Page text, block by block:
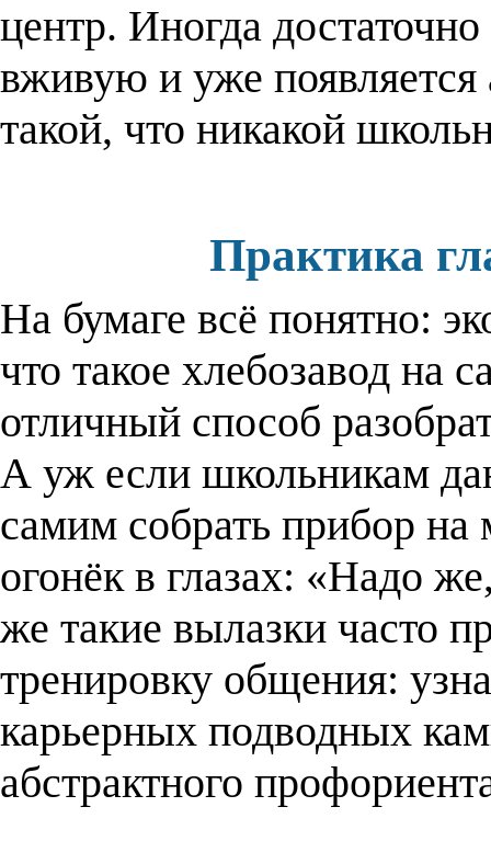
центр. Иногда
вживую и уже
такой, что никакой
Практика
На бумаге всё понятно:
что такое хлебозавод на
отличный способ
А уж если школьникам
самим собрать прибор
огонёк в глазах: «Надо
же такие вылазки часто
тренировку общения:
карьерных подводных
абстрактного